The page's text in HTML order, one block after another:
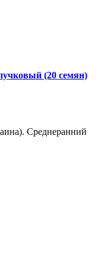
(20 семян)
Среднеранний